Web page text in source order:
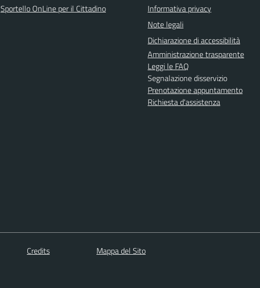
Sportello OnLine per il Cittadino
Informativa privacy
Note legali
Dichiarazione di accessibilità
Amministrazione trasparente
Leggi le FAQ
Segnalazione disservizio
Prenotazione appuntamento
Richiesta d'assistenza
Credits Mappa del Sito